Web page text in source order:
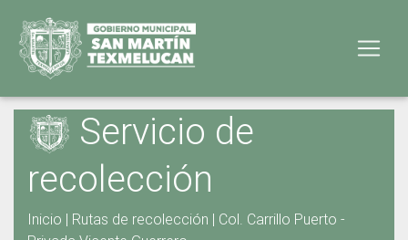
Servicio de
recolección
Inicio | Rutas de recolección | Col. Carrillo Puerto -